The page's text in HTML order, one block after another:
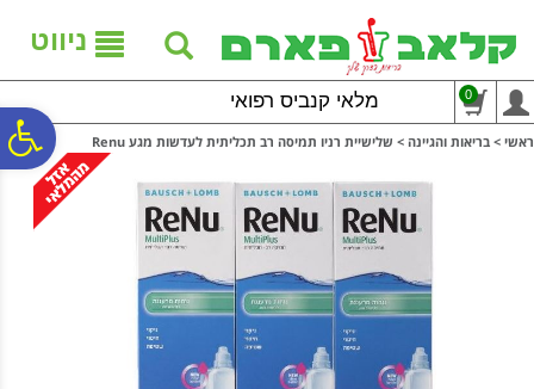
נגישות
אתר
המרכזי
ניווט
מלאי קנביס רפואי 0
ראשי > בריאות והגיינה > שלישיית רניו תמיסה רב תכליתית לעדשות מגע Renu